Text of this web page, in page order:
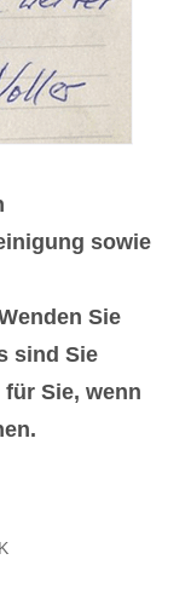
sowie
Sie
sind Sie
Sie, wenn